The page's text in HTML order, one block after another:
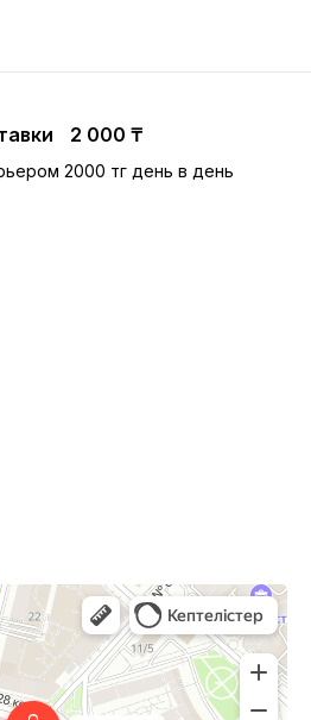
2 000 ₸
2000 тг день в день